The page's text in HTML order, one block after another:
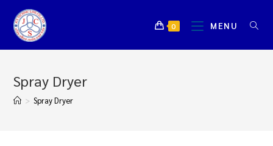
0 MENU
Spray Dryer
> Spray Dryer